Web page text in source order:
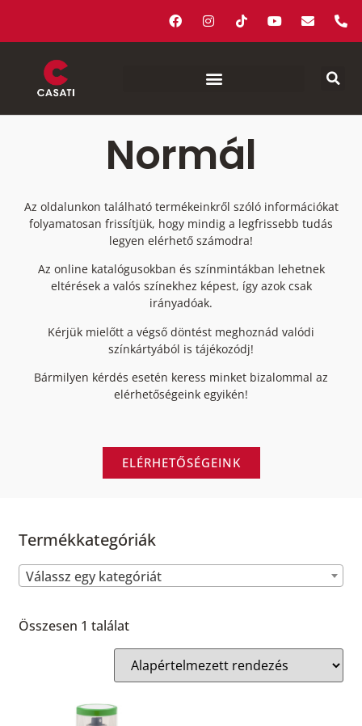
Normál
Az oldalunkon található termékeinkről szóló információkat
folyamatosan frissítjük, hogy mindig a legfrissebb tudás
legyen elérhető számodra!
Az online katalógusokban és színmintákban lehetnek
eltérések a valós színekhez képest, így azok csak
irányadóak.
Kérjük mielőtt a végső döntést meghoznád valódi
színkártyából is tájékozódj!
Bármilyen kérdés esetén keress minket bizalommal az
elérhetőségeink egyikén!
ELÉRHETŐSÉGEINK
Termékkategóriák
Válassz egy kategóriát
Összesen 1 találat